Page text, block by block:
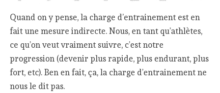
Quand on y pense, la charge d’entrainement est en
fait une mesure indirecte. Nous, en tant qu’athlètes,
ce qu’on veut vraiment suivre, c’est notre
progression (devenir plus rapide, plus endurant, plus
fort, etc). Ben en fait, ça, la charge d’entrainement ne
nous le dit pas.